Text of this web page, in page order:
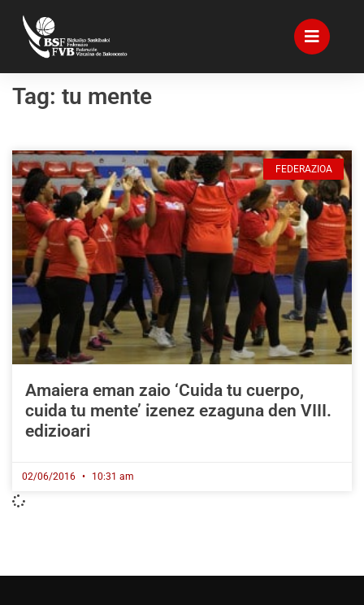
Tag: tu mente
FEDERAZIOA
Amaiera eman zaio ‘Cuida tu cuerpo,
cuida tu mente’ izenez ezaguna den VIII.
edizioari
02/06/2016 10:31 am